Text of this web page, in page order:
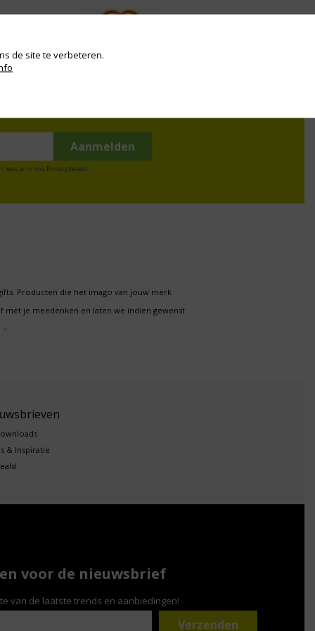
lees je in ons Privacybeleid
Producten die het imago van jouw merk
je meedenken en laten we indien gewenst
& Inspiratie
voor de nieuwsbrief
van de laatste trends en aanbiedingen!
de site te verbeteren.